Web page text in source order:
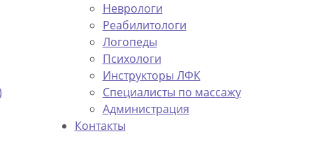
Неврологи
Реабилитологи
Логопеды
Психологи
Инструкторы ЛФК
Специалисты по массажу
Администрация
Контакты